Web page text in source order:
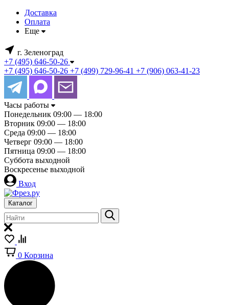
Доставка
Оплата
Еще
г. Зеленоград
+7 (495) 646-50-26
+7 (495) 646-50-26 +7 (499) 729-96-41 +7 (906) 063-41-23
Часы работы
Понедельник 09:00 — 18:00
Вторник 09:00 — 18:00
Среда 09:00 — 18:00
Четверг 09:00 — 18:00
Пятница 09:00 — 18:00
Суббота выходной
Воскресенье выходной
Вход
Каталог
0 Корзина